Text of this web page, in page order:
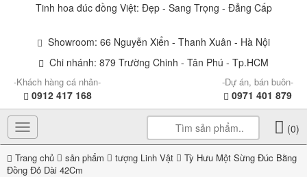
Tinh hoa đúc đồng Việt: Đẹp - Sang Trọng - Đẳng Cấp
Showroom: 66 Nguyễn Xiển - Thanh Xuân - Hà Nội
Chi nhánh: 879 Trường Chinh - Tân Phú - Tp.HCM
-Khách hàng cá nhân-
0912 417 168
-Dự án, bán buôn-
0971 401 879
Toggle
navigation
(0)
Trang chủ sản phẩm tượng Linh Vật
Tỳ Hưu Một Sừng Đúc Bằng
Đồng Đỏ Dài 42Cm